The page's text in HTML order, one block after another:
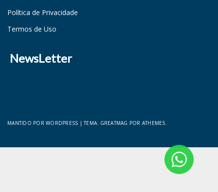
Política de Privacidade
Termos de Uso
NewsLetter
MANTIDO POR WORDPRESS |TEMA: GREATMAG POR ATHEMES.